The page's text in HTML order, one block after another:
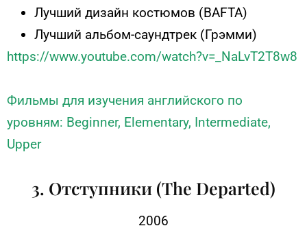
Лучший дизайн костюмов (BAFTA)
Лучший альбом-саундтрек (Грэмми)
https://www.youtube.com/watch?v=_NaLvT2T8w8
Фильмы для изучения английского по
уровням: Beginner, Elementary, Intermediate,
Upper
3. Отступники (The Departed)
2006